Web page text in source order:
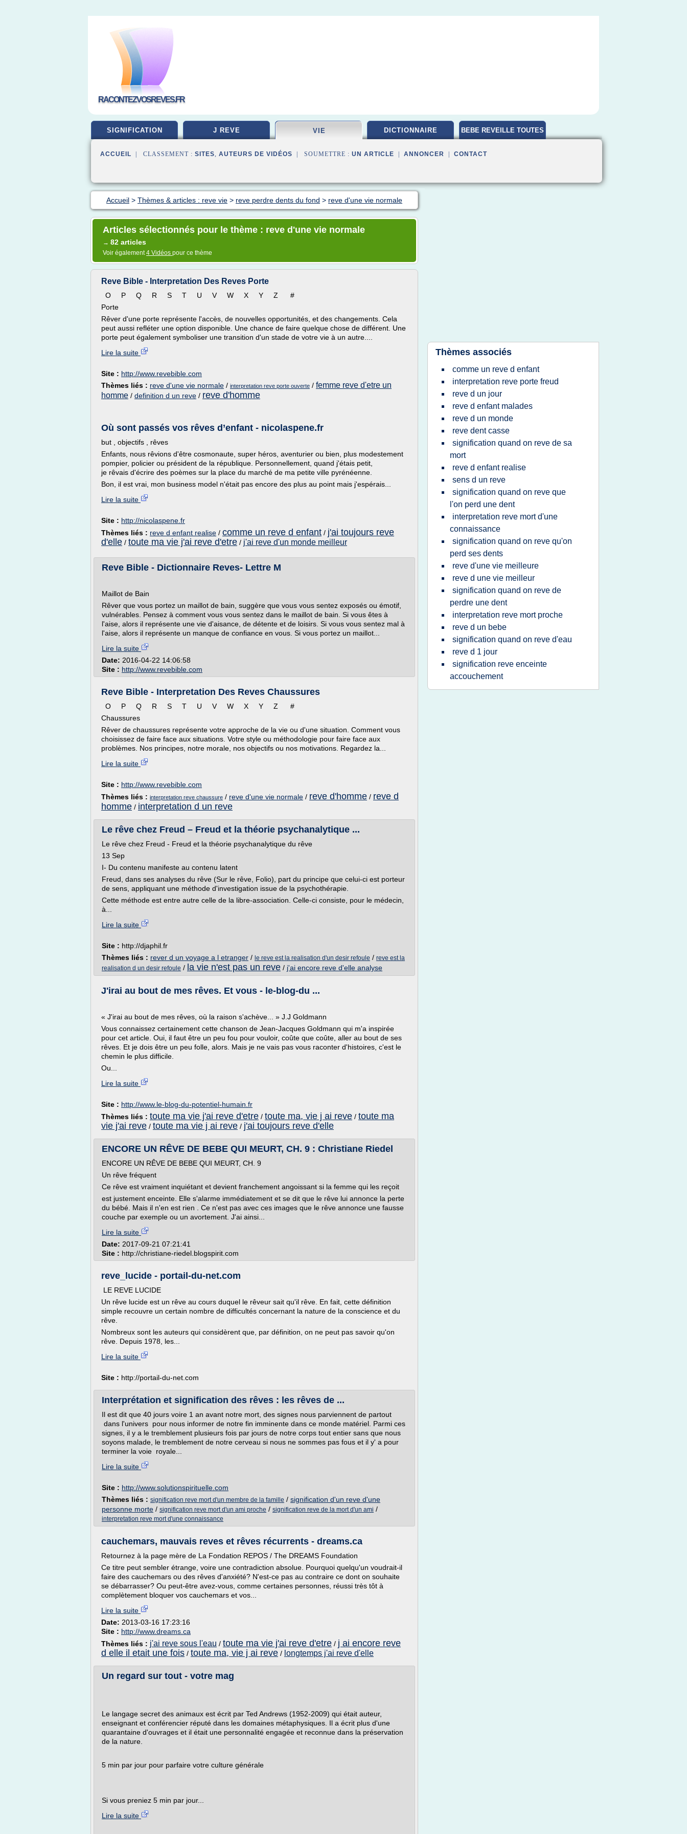
RACONTEZVOSREVES.FR
SIGNIFICATION J REVE VIE DICTIONNAIRE BEBE REVEILLE TOUTES
ACCUEIL | CLASSEMENT : SITES, AUTEURS DE VIDÉOS | SOUMETTRE : UN ARTICLE ANNONCER CONTACT
Accueil > Thèmes & articles : reve vie > reve perdre dents du fond > reve d'une vie normale
Articles sélectionnés pour le thème : reve d'une vie normale
→ 82 articles
Voir également4 Vidéos pour ce thème
Reve Bible - Interpretation Des Reves Porte
O P Q R S T U V W X Y Z #
Porte
Rêver d'une porte représente l'accès, de nouvelles opportunités, et des changements. Cela
peut aussi refléter une option disponible. Une chance de faire quelque chose de différent. Une
porte peut également symboliser une transition d'un stade de votre vie à un autre....
Lire la suite
Site : http://www.revebible.com
Thèmes liés : reve d'une vie normale / interpretation reve porte ouverte / femme reve d'etre un
homme / definition d un reve / reve d'homme
Où sont passés vos rêves d’enfant - nicolaspene.fr
but , objectifs , rêves
Enfants, nous rêvions d'être cosmonaute, super héros, aventurier ou bien, plus modestement
pompier, policier ou président de la république. Personnellement, quand j'étais petit,
je rêvais d'écrire des poèmes sur la place du marché de ma petite ville pyrénéenne.
Bon, il est vrai, mon business model n'était pas encore des plus au point mais j'espérais...
Lire la suite
Site : http://nicolaspene.fr
Thèmes liés : reve d enfant realise / comme un reve d enfant / j'ai toujours reve
d'elle / toute ma vie j'ai reve d'etre / j'ai reve d'un monde meilleur
Reve Bible - Dictionnaire Reves- Lettre M
Maillot de Bain
Rêver que vous portez un maillot de bain, suggère que vous vous sentez exposés ou émotif,
vulnérables. Pensez à comment vous vous sentez dans le maillot de bain. Si vous êtes à
l'aise, alors il représente une vie d'aisance, de détente et de loisirs. Si vous vous sentez mal à
l'aise, alors il représente un manque de confiance en vous. Si vous portez un maillot...
Lire la suite
Date: 2016-04-22 14:06:58
Site : http://www.revebible.com
Reve Bible - Interpretation Des Reves Chaussures
O P Q R S T U V W X Y Z #
Chaussures
Rêver de chaussures représente votre approche de la vie ou d'une situation. Comment vous
choisissez de faire face aux situations. Votre style ou méthodologie pour faire face aux
problèmes. Nos principes, notre morale, nos objectifs ou nos motivations. Regardez la...
Lire la suite
Site : http://www.revebible.com
Thèmes liés : interpretation reve chaussure / reve d'une vie normale / reve d'homme / reve d
homme / interpretation d un reve
Le rêve chez Freud – Freud et la théorie psychanalytique ...
Le rêve chez Freud - Freud et la théorie psychanalytique du rêve
13 Sep
I- Du contenu manifeste au contenu latent
Freud, dans ses analyses du rêve (Sur le rêve, Folio), part du principe que celui-ci est porteur
de sens, appliquant une méthode d'investigation issue de la psychothérapie.
Cette méthode est entre autre celle de la libre-association. Celle-ci consiste, pour le médecin,
à...
Lire la suite
Site : http://djaphil.fr
Thèmes liés : rever d un voyage a l etranger / le reve est la realisation d'un desir refoule / reve est la
realisation d un desir refoule / la vie n'est pas un reve / j'ai encore reve d'elle analyse
J'irai au bout de mes rêves. Et vous - le-blog-du ...
« J'irai au bout de mes rêves, où la raison s'achève... » J.J Goldmann
Vous connaissez certainement cette chanson de Jean-Jacques Goldmann qui m'a inspirée
pour cet article. Oui, il faut être un peu fou pour vouloir, coûte que coûte, aller au bout de ses
rêves. Et je dois être un peu folle, alors. Mais je ne vais pas vous raconter d'histoires, c'est le
chemin le plus difficile.
Ou...
Lire la suite
Site : http://www.le-blog-du-potentiel-humain.fr
Thèmes liés : toute ma vie j'ai reve d'etre / toute ma, vie j ai reve / toute ma
vie j'ai reve / toute ma vie j ai reve / j'ai toujours reve d'elle
ENCORE UN RÊVE DE BEBE QUI MEURT, CH. 9 : Christiane Riedel
ENCORE UN RÊVE DE BEBE QUI MEURT, CH. 9
Un rêve fréquent
Ce rêve est vraiment inquiétant et devient franchement angoissant si la femme qui les reçoit
est justement enceinte. Elle s'alarme immédiatement et se dit que le rêve lui annonce la perte
du bébé. Mais il n'en est rien . Ce n'est pas avec ces images que le rêve annonce une fausse
couche par exemple ou un avortement. J'ai ainsi...
Lire la suite
Date: 2017-09-21 07:21:41
Site : http://christiane-riedel.blogspirit.com
reve_lucide - portail-du-net.com
LE REVE LUCIDE
Un rêve lucide est un rêve au cours duquel le rêveur sait qu'il rêve. En fait, cette définition
simple recouvre un certain nombre de difficultés concernant la nature de la conscience et du
rêve.
Nombreux sont les auteurs qui considèrent que, par définition, on ne peut pas savoir qu'on
rêve. Depuis 1978, les...
Lire la suite
Site : http://portail-du-net.com
Interprétation et signification des rêves : les rêves de ...
Il est dit que 40 jours voire 1 an avant notre mort, des signes nous parviennent de partout
dans l'univers pour nous informer de notre fin imminente dans ce monde matériel. Parmi ces
signes, il y a le tremblement plusieurs fois par jours de notre corps tout entier sans que nous
soyons malade, le tremblement de notre cerveau si nous ne sommes pas fous et il y' a pour
terminer la voie royale...
Lire la suite
Site : http://www.solutionspirituelle.com
Thèmes liés : signification reve mort d'un membre de la famille / signification d'un reve d'une
personne morte / signification reve mort d'un ami proche / signification reve de la mort d'un ami /
interpretation reve mort d'une connaissance
cauchemars, mauvais reves et rêves récurrents - dreams.ca
Retournez à la page mère de La Fondation REPOS / The DREAMS Foundation
Ce titre peut sembler étrange, voire une contradiction absolue. Pourquoi quelqu'un voudrait-il
faire des cauchemars ou des rêves d'anxiété? N'est-ce pas au contraire ce dont on souhaite
se débarrasser? Ou peut-être avez-vous, comme certaines personnes, réussi très tôt à
complètement bloquer vos cauchemars et vos...
Lire la suite
Date: 2013-03-16 17:23:16
Site : http://www.dreams.ca
Thèmes liés : j'ai reve sous l'eau / toute ma vie j'ai reve d'etre / j ai encore reve
d elle il etait une fois / toute ma, vie j ai reve / longtemps j'ai reve d'elle
Un regard sur tout - votre mag
Le langage secret des animaux est écrit par Ted Andrews (1952-2009) qui était auteur,
enseignant et conférencier réputé dans les domaines métaphysiques. Il a écrit plus d'une
quarantaine d'ouvrages et il était une personnalité engagée et reconnue dans la préservation
de la nature.
5 min par jour pour parfaire votre culture générale
Si vous preniez 5 min par jour...
Lire la suite
Thèmes associés
comme un reve d enfant
interpretation reve porte freud
reve d un jour
reve d enfant malades
reve d un monde
reve dent casse
signification quand on reve de sa
mort
reve d enfant realise
sens d un reve
signification quand on reve que
l'on perd une dent
interpretation reve mort d'une
connaissance
signification quand on reve qu'on
perd ses dents
reve d'une vie meilleure
reve d une vie meilleur
signification quand on reve de
perdre une dent
interpretation reve mort proche
reve d un bebe
signification quand on reve d'eau
reve d 1 jour
signification reve enceinte
accouchement